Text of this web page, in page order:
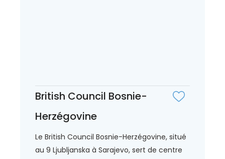
British Council Bosnie-
Herzégovine
Le British Council Bosnie-Herzégovine, situé
au 9 Ljubljanska à Sarajevo, sert de centre